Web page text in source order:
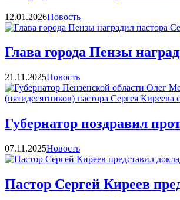
12.01.2026Категории
Новость
Глава города Пензы
21.11.2025Категории
Новость
Губернатор поздравил
07.11.2025Категории
Новость
Пастор Сергей Киреев